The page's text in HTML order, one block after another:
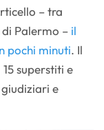
– tra
Palermo – il
pochi minuti. Il
superstiti e
e